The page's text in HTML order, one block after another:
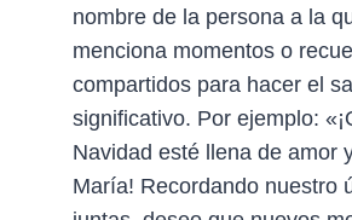
nombre de la persona a la
menciona momentos o
compartidos para hacer el
significativo. Por ejemplo:
Navidad esté llena de amor
María! Recordando nuestro